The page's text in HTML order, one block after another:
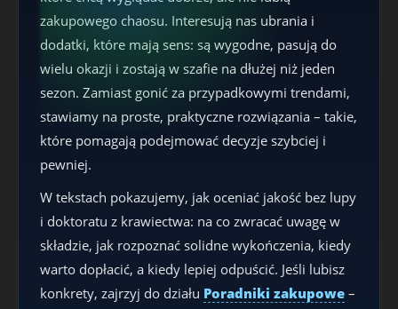
zakupowego chaosu. Interesują nas ubrania i
dodatki, które mają sens: są wygodne, pasują do
wielu okazji i zostają w szafie na dłużej niż jeden
sezon. Zamiast gonić za przypadkowymi trendami,
stawiamy na proste, praktyczne rozwiązania – takie,
które pomagają podejmować decyzje szybciej i
pewniej.
W tekstach pokazujemy, jak oceniać jakość bez lupy
i doktoratu z krawiectwa: na co zwracać uwagę w
składzie, jak rozpoznać solidne wykończenia, kiedy
warto dopłacić, a kiedy lepiej odpuścić. Jeśli lubisz
konkrety, zajrzyj do działu Poradniki zakupowe –